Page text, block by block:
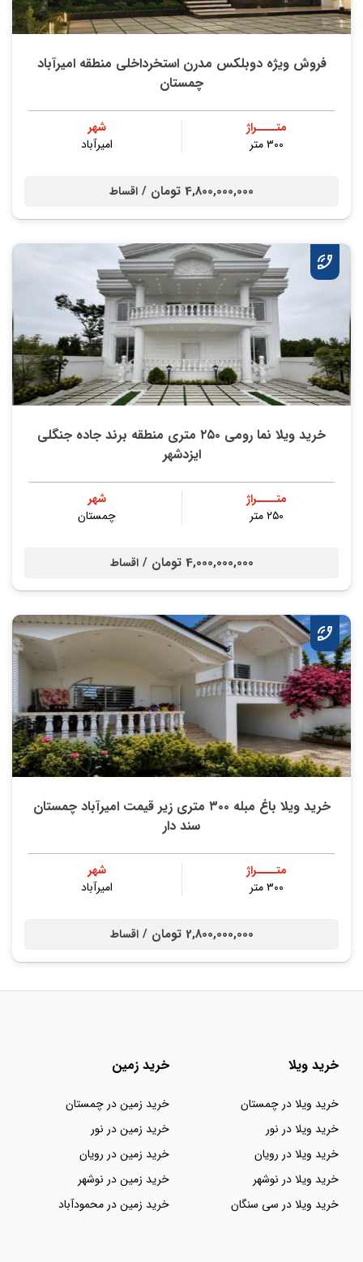
فروش ویژه دوبلکس مدرن استخرداخلی منطقه امیرآباد
چمستان
متــــراژ
۳۰۰ متر
شهر
امیرآباد
4,800,000,000 تومان / اقساط
خرید ویلا نما رومی ۲۵۰ متری منطقه برند جاده جنگلی
ایزدشهر
متــــراژ
۲۵۰ متر
شهر
چمستان
4,000,000,000 تومان / اقساط
خرید ویلا باغ مبله ۳۰۰ متری زیر قیمت امیرآباد چمستان
سند دار
متــــراژ
۳۰۰ متر
شهر
امیرآباد
2,800,000,000 تومان / اقساط
خرید ویلا
خرید ویلا در چمستان
خرید ویلا در نور
خرید ویلا در رویان
خرید ویلا در نوشهر
خرید ویلا در سی سنگان
خرید زمین
خرید زمین در چمستان
خرید زمین در نور
خرید زمین در رویان
خرید زمین در نوشهر
خرید زمین در محمودآباد